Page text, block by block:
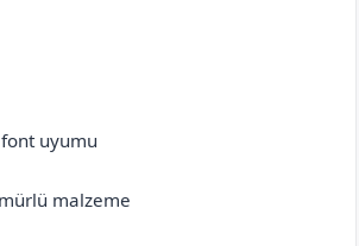
uyumu
malzeme